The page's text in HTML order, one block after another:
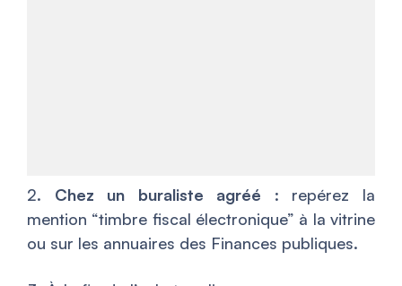
2. Chez un buraliste agréé : repérez la
mention “timbre fiscal électronique” à la vitrine
ou sur les annuaires des Finances publiques.